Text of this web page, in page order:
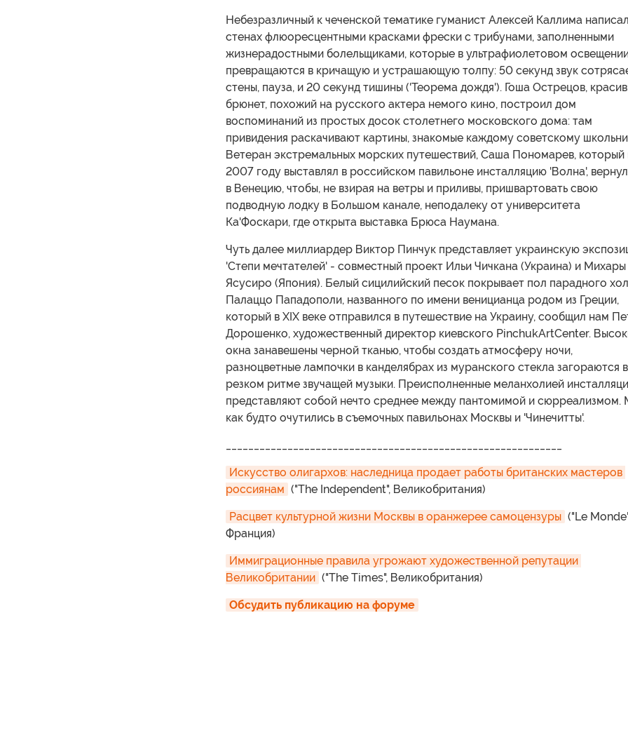
Небезразличный к чеченской тематике гуманист Алексей Каллима
стенах флюоресцентными красками фрески с трибунами, заполненными
жизнерадостными болельщиками, которые в ультрафиолетовом
превращаются в кричащую и устрашающую толпу: 50 секунд звук
стены, пауза, и 20 секунд тишины ('Теорема дождя'). Гоша Острецов,
брюнет, похожий на русского актера немого кино, построил дом
воспоминаний из простых досок столетнего московского дома: там
привидения раскачивают картины, знакомые каждому советскому
Ветеран экстремальных морских путешествий, Саша Пономарев, который
2007 году выставлял в российском павильоне инсталляцию 'Волна',
в Венецию, чтобы, не взирая на ветры и приливы, пришвартовать свою
подводную лодку в Большом канале, неподалеку от университета
Ка'Фоскари, где открыта выставка Брюса Наумана.
Чуть далее миллиардер Виктор Пинчук представляет украинскую
'Степи мечтателей' - совместный проект Ильи Чичкана (Украина) и Михары
Ясусиро (Япония). Белый сицилийский песок покрывает пол парадного
Палаццо Пападополи, названного по имени веницианца родом из Греции,
который в XIX веке отправился в путешествие на Украину, сообщил нам
Дорошенко, художественный директор киевского PinchukArtCenter.
окна занавешены черной тканью, чтобы создать атмосферу ночи,
разноцветные лампочки в канделябрах из муранского стекла загораются в
резком ритме звучащей музыки. Преисполненные меланхолией
представляют собой нечто среднее между пантомимой и сюрреализмом.
как будто очутились в съемочных павильонах Москвы и 'Чинечитты'.
Искусство олигархов: наследница продает работы британских мастеров
россиянам ("The Independent", Великобритания)
Расцвет культурной жизни Москвы в оранжерее самоцензуры ("Le
Франция)
Иммиграционные правила угрожают художественной репутации
Великобритании ("The Times", Великобритания)
Обсудить публикацию на форуме